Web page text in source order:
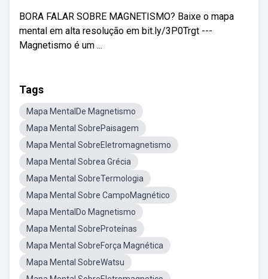
BORA FALAR SOBRE MAGNETISMO? Baixe o mapa
mental em alta resolução em bit.ly/3P0Trgt ---
Magnetismo é um ...
Tags
Mapa MentalDe Magnetismo
Mapa Mental SobrePaisagem
Mapa Mental SobreEletromagnetismo
Mapa Mental Sobrea Grécia
Mapa Mental SobreTermologia
Mapa Mental Sobre CampoMagnético
Mapa MentalDo Magnetismo
Mapa Mental SobreProteínas
Mapa Mental SobreForça Magnética
Mapa Mental SobreWatsu